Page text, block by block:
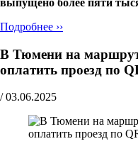
Подробнее ››
В Тюмени на
оплатить проезд по
/ 03.06.2025